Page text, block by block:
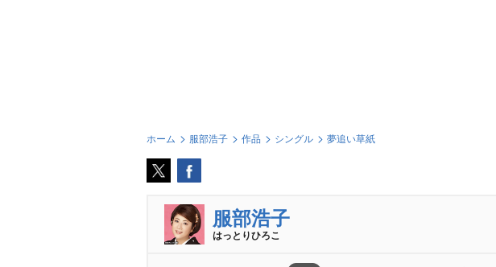
ホーム 服部浩子 作品 シングル 夢追い草紙
服部浩子
はっとりひろこ